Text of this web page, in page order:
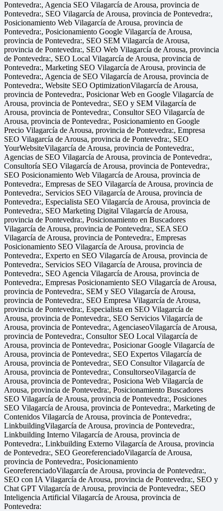
Pontevedra:, Agencia SEO Vilagarcía de Arousa, provincia de
Pontevedra:, SEO Vilagarcía de Arousa, provincia de Pontevedra:,
Posicionamiento Web Vilagarcía de Arousa, provincia de
Pontevedra:, Posicionamiento Google Vilagarcía de Arousa,
provincia de Pontevedra:, SEO SEM Vilagarcía de Arousa,
provincia de Pontevedra:, SEO Web Vilagarcía de Arousa, provincia
de Pontevedra:, SEO Local Vilagarcía de Arousa, provincia de
Pontevedra:, Marketing SEO Vilagarcía de Arousa, provincia de
Pontevedra:, Agencia de SEO Vilagarcía de Arousa, provincia de
Pontevedra:, Website SEO OptimizationVilagarcía de Arousa,
provincia de Pontevedra:, Posicionar Web en Google Vilagarcía de
Arousa, provincia de Pontevedra:, SEO y SEM Vilagarcía de
Arousa, provincia de Pontevedra:, Consultor SEO Vilagarcía de
Arousa, provincia de Pontevedra:, Posicionamiento en Google
Precio Vilagarcía de Arousa, provincia de Pontevedra:, Empresa
SEO Vilagarcía de Arousa, provincia de Pontevedra:, SEO
YourWebsiteVilagarcía de Arousa, provincia de Pontevedra:,
Agencias de SEO Vilagarcía de Arousa, provincia de Pontevedra:,
Consultoría SEO Vilagarcía de Arousa, provincia de Pontevedra:,
SEO Posicionamiento Web Vilagarcía de Arousa, provincia de
Pontevedra:, Empresas de SEO Vilagarcía de Arousa, provincia de
Pontevedra:, Servicios SEO Vilagarcía de Arousa, provincia de
Pontevedra:, Especialista SEO Vilagarcía de Arousa, provincia de
Pontevedra:, SEO Marketing Digital Vilagarcía de Arousa,
provincia de Pontevedra:, Posicionamiento en Buscadores
Vilagarcía de Arousa, provincia de Pontevedra:, SEA SEO
Vilagarcía de Arousa, provincia de Pontevedra:, Empresas
Posicionamiento SEO Vilagarcía de Arousa, provincia de
Pontevedra:, Experto en SEO Vilagarcía de Arousa, provincia de
Pontevedra:, Servicios SEO Vilagarcía de Arousa, provincia de
Pontevedra:, SEO Agencia Vilagarcía de Arousa, provincia de
Pontevedra:, Empresas Posicionamiento SEO Vilagarcía de Arousa,
provincia de Pontevedra:, SEM y SEO Vilagarcía de Arousa,
provincia de Pontevedra:, SEO Empresa Vilagarcía de Arousa,
provincia de Pontevedra:, Especialista en SEO Vilagarcía de
Arousa, provincia de Pontevedra:, SEO Servicios Vilagarcía de
Arousa, provincia de Pontevedra:, AgenciaseoVilagarcía de Arousa,
provincia de Pontevedra:, Consultor SEO Local Vilagarcía de
Arousa, provincia de Pontevedra:, Posicionar Google Vilagarcía de
Arousa, provincia de Pontevedra:, SEO Expertos Vilagarcía de
Arousa, provincia de Pontevedra:, SEO Consultor Vilagarcía de
Arousa, provincia de Pontevedra:, ConsultorseoVilagarcía de
Arousa, provincia de Pontevedra:, Posiciona Web Vilagarcía de
Arousa, provincia de Pontevedra:, Posicionamiento Buscadores
SEO Vilagarcía de Arousa, provincia de Pontevedra:, Posiciones
SEO Vilagarcía de Arousa, provincia de Pontevedra:, Marketing de
Contenidos Vilagarcía de Arousa, provincia de Pontevedra:,
LinkbuildingVilagarcía de Arousa, provincia de Pontevedra:,
Linkbuilding Interno Vilagarcía de Arousa, provincia de
Pontevedra:, Linkbuilding Externo Vilagarcía de Arousa, provincia
de Pontevedra:, SEO GeoreferenciadoVilagarcía de Arousa,
provincia de Pontevedra:, Posicionamiento
GeoreferenciadoVilagarcía de Arousa, provincia de Pontevedra:,
SEO con IA Vilagarcía de Arousa, provincia de Pontevedra:, SEO y
Chat GPT Vilagarcía de Arousa, provincia de Pontevedra:, SEO
Inteligencia Artificial Vilagarcía de Arousa, provincia de
Pontevedra: